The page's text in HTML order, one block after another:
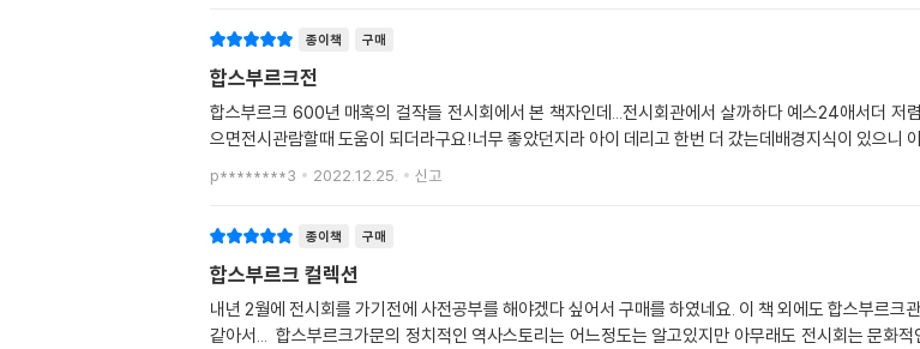
종이책 구매
합스부르크전
합스부르크 600년 매혹의 걸작들 전시회에서 본 책자인데...전시회관에서 살까하다 예스24애서더 저
으면전시관람할때 도움이 되더라구요!너무 좋았던지라 아이 데리고 한번 더 갔는데배경지식이 있으니
p********3 2022.12.25. 신고
종이책 구매
합스부르크 컬렉션
내년 2월에 전시회를 가기전에 사전공부를 해야겠다 싶어서 구매를 하였네요. 이 책 외에도 합스부르크관련서적 2권을 더 구매해서 어느정도 배경지식을 알고 봐야 이해가 될거
같아서... 합스부르크가문의 정치적인 역사스토리는 어느정도는 알고있지만 아무래도 전시회는 문화적인 부분을 강조하기때문에 따로 봐야하겠죠 이 책에서는 특별히 봐야할